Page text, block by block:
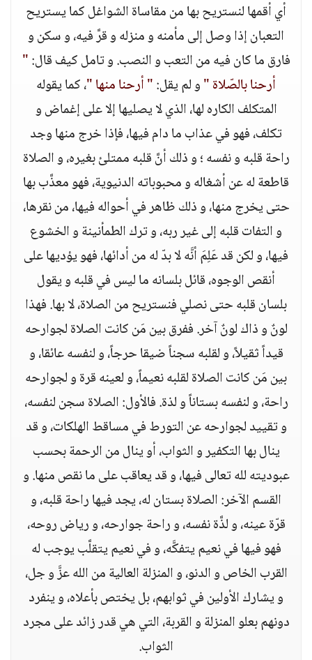
أي أقمها لنستريح بها من مقاساة الشواغل كما يستريح
التعبان إذا وصل إلى مأمنه و منزله و قرَّ فيه، و سكن و
فارق ما كان فيه من التعب و النصب. و تامل كيف قال:"
أرحنا بالصّلاة "و لم يقل:" أرحنا منها "، كما يقوله
المتكلف الكاره لها، الذي لا يصليها إلا على إغماض و
تكلف، فهو في عذاب ما دام فيها، فإذا خرج منها وجد
راحة قلبه و نفسه ؛ و ذلك أنَّ قلبه ممتلئ بغيره، و الصلاة
قاطعة له عن أشغاله و محبوباته الدنيوية، فهو معذَّب بها
حتى يخرج منها، و ذلك ظاهر في أحواله فيها، من نقرها،
و التفات قلبه إلى غير ربه، و ترك الطمأنينة و الخشوع
فيها، و لكن قد عَلِمَ أنَّه لا بدّ له من أدائها، فهو يؤديها على
أنقص الوجوه، قائل بلسانه ما ليس في قلبه و يقول
بلسان قلبه حتى نصلي فنستريح من الصلاة، لا بها. فهذا
لونٌ و ذاك لونٌ آخر. ففرق بين مَن كانت الصلاة لجوارحه
قيداً ثقيلاً، و لقلبه سجناً ضيقا حرجاً، و لنفسه عائقا، و
بين مَن كانت الصلاة لقلبه نعيماً، و لعينه قرة و لجوارحه
راحة، و لنفسه بستاناً و لذة. فالأول: الصلاة سجن لنفسه،
و تقييد لجوارحه عن التورط في مساقط الهلكات، و قد
ينال بها التكفير و الثواب، أو ينال من الرحمة بحسب
عبوديته لله تعالى فيها، و قد يعاقب على ما نقص منها. و
القسم الآخر: الصلاة بستان له، يجد فيها راحة قلبه، و
قرّة عينه، و لذَّة نفسه، و راحة جوارحه، و رياض روحه،
فهو فيها في نعيم يتفكَّه، و في نعيم يتقلَّب يوجب له
القرب الخاص و الدنو، و المنزلة العالية من الله عزَّ و جل،
و يشارك الأولين في ثوابهم، بل يختص بأعلاه، و ينفرد
دونهم بعلو المنزلة و القربة، التي هي قدر زائد على مجرد
الثواب.